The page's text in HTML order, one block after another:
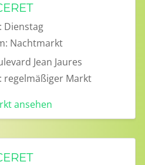
Dienstag
Nachtmarkt
Jean Jaures
regelmäßiger Markt
ansehen